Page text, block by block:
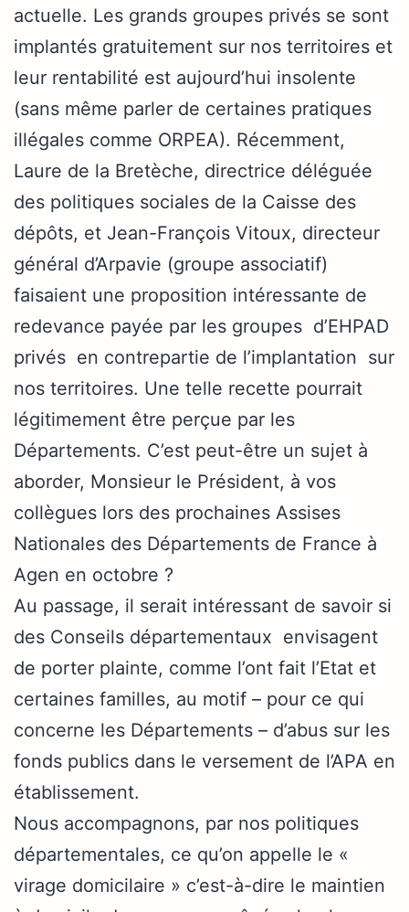
actuelle. Les grands groupes privés se sont
implantés gratuitement sur nos territoires et
leur rentabilité est aujourd’hui insolente
(sans même parler de certaines pratiques
illégales comme ORPEA). Récemment,
Laure de la Bretèche, directrice déléguée
des politiques sociales de la Caisse des
dépôts, et Jean-François Vitoux, directeur
général d’Arpavie (groupe associatif)
faisaient une proposition intéressante de
redevance payée par les groupes d’EHPAD
privés en contrepartie de l’implantation sur
nos territoires. Une telle recette pourrait
légitimement être perçue par les
Départements. C’est peut-être un sujet à
aborder, Monsieur le Président, à vos
collègues lors des prochaines Assises
Nationales des Départements de France à
Agen en octobre ?
Au passage, il serait intéressant de savoir si
des Conseils départementaux envisagent
de porter plainte, comme l’ont fait l’Etat et
certaines familles, au motif – pour ce qui
concerne les Départements – d’abus sur les
fonds publics dans le versement de l’APA en
établissement.
Nous accompagnons, par nos politiques
départementales, ce qu’on appelle le «
virage domicilaire » c’est-à-dire le maintien